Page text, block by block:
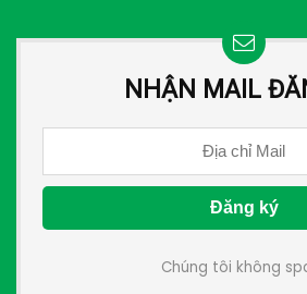
NHẬN MAIL
Chúng tôi không